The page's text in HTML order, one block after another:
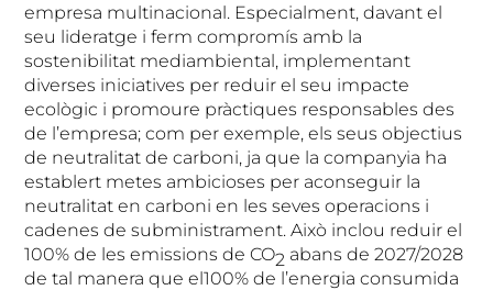
empresa multinacional. Especialment, davant el
seu lideratge i ferm compromís amb la
sostenibilitat mediambiental, implementant
diverses iniciatives per reduir el seu impacte
ecològic i promoure pràctiques responsables des
de l’empresa; com per exemple, els seus objectius
de neutralitat de carboni, ja que la companyia ha
establert metes ambicioses per aconseguir la
neutralitat en carboni en les seves operacions i
cadenes de subministrament. Això inclou reduir el
100% de les emissions de CO2 abans de 2027/2028
de tal manera que el100% de l’energia consumida